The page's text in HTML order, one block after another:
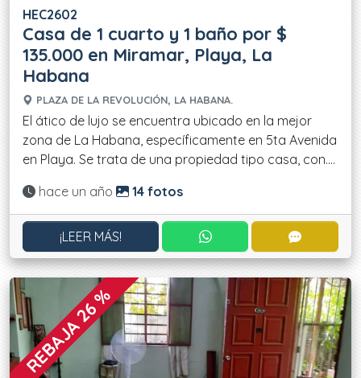
HEC2602
Casa de 1 cuarto y 1 baño por $
135.000 en Miramar, Playa, La
Habana
PLAZA DE LA REVOLUCIÓN, LA HABANA.
El ático de lujo se encuentra ubicado en la mejor
zona de La Habana, específicamente en 5ta Avenida
en Playa. Se trata de una propiedad tipo casa, con....
Actualizado:
hace un año 14 fotos
¡LEER MÁS! CONTACTAR POR
REBAJA 26 %